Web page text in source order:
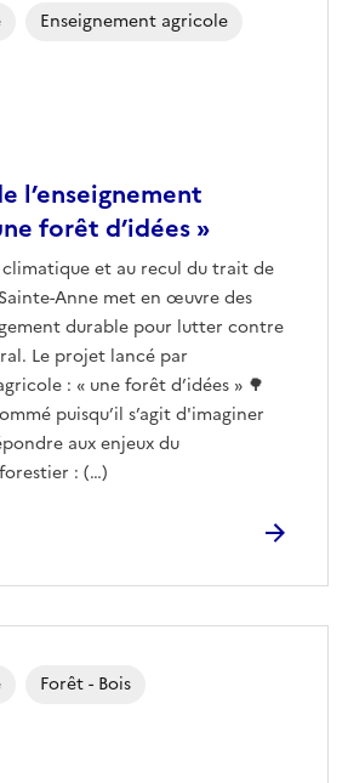
l’enseignement
forêt d’idées »
climatique et au recul du trait de
Anne met en œuvre des
durable pour lutter contre
Le projet lancé par
: « une forêt d’idées » 🌳
puisqu’il s’agit d'imaginer
aux enjeux du
: (…)
Enseignement agricole
Forêt - Bois